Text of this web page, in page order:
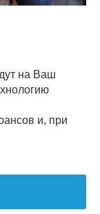
на Ваш
и, при